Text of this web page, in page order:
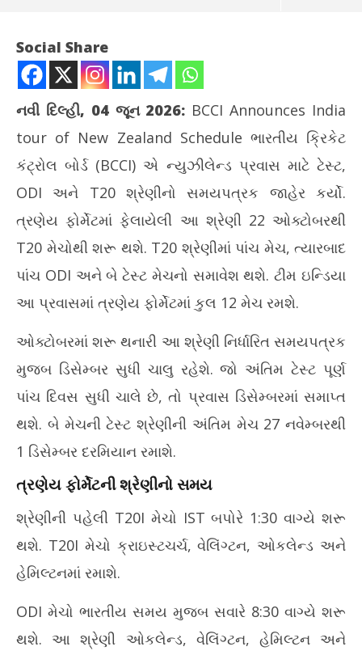
NOW VIEWING
ટીમ ઈન્ડિયા ન્યુઝીલેન્ડ પ્રવાસ પર ત્રણેય ફોર્મેટમાં રમશે, BCCIએ
શેડ્યૂલ જાહેર કર્યો
June
2026
Social Share
નવી દિલ્હી, 04 જૂન 2026: BCCI Announces India
tour of New Zealand Schedule ભારતીય ક્રિકેટ
કંટ્રોલ બોર્ડ (BCCI) એ ન્યુઝીલેન્ડ પ્રવાસ માટે ટેસ્ટ,
ODI અને T20 શ્રેણીનો સમયપત્રક જાહેર કર્યો.
ત્રણેય ફોર્મેટમાં ફેલાયેલી આ શ્રેણી 22 ઓક્ટોબરથી
T20 મેચોથી શરૂ થશે. T20 શ્રેણીમાં પાંચ મેચ, ત્યારબાદ
પાંચ ODI અને બે ટેસ્ટ મેચનો સમાવેશ થશે. ટીમ ઇન્ડિયા
આ પ્રવાસમાં ત્રણેય ફોર્મેટમાં કુલ 12 મેચ રમશે.
ઓક્ટોબરમાં શરૂ થનારી આ શ્રેણી નિર્ધારિત સમયપત્રક
મુજબ ડિસેમ્બર સુધી ચાલુ રહેશે. જો અંતિમ ટેસ્ટ પૂર્ણ
પાંચ દિવસ સુધી ચાલે છે, તો પ્રવાસ ડિસેમ્બરમાં સમાપ્ત
થશે. બે મેચની ટેસ્ટ શ્રેણીની અંતિમ મેચ 27 નવેમ્બરથી
1 ડિસેમ્બર દરમિયાન રમાશે.
ત્રણેય ફોર્મેટની શ્રેણીનો સમય
શ્રેણીની પહેલી T20I મેચો IST બપોરે 1:30 વાગ્યે શરૂ
થશે. T20I મેચો ક્રાઇસ્ટચર્ચ, વેલિંગ્ટન, ઓકલેન્ડ અને
હેમિલ્ટનમાં રમાશે.
ODI મેચો ભારતીય સમય મુજબ સવારે 8:30 વાગ્યે શરૂ
થશે. આ શ્રેણી ઓકલેન્ડ, વેલિંગ્ટન, હેમિલ્ટન અને